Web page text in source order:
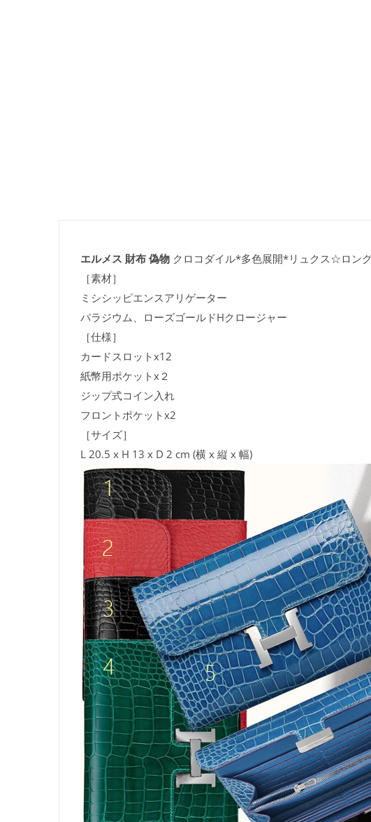
エルメス 財布 偽物 クロコダイル*多色展開*リュクス☆ロン
［素材］
ミシシッピエンスアリゲーター
パラジウム、ローズゴールドHクロージャー
［仕様］
カードスロットx12
紙幣用ポケットx２
ジップ式コイン入れ
フロントポケットx2
［サイズ］
L 20.5 x H 13 x D 2 cm (横 x 縦 x 幅)